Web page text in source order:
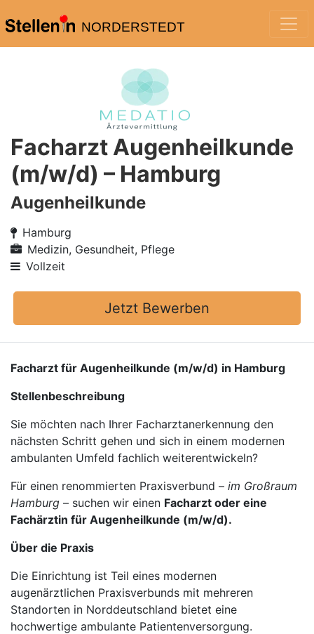
NORDERSTEDT
Facharzt Augenheilkunde
(m/w/d) – Hamburg
Augenheilkunde
Hamburg
Medizin, Gesundheit, Pflege
Vollzeit
Jetzt Bewerben
Facharzt für Augenheilkunde (m/w/d) in Hamburg
Stellenbeschreibung
Sie möchten nach Ihrer Facharztanerkennung den
nächsten Schritt gehen und sich in einem modernen
ambulanten Umfeld fachlich weiterentwickeln?
Für einen renommierten Praxisverbund – im Großraum
Hamburg – suchen wir einen Facharzt oder eine
Fachärztin für Augenheilkunde (m/w/d).
Über die Praxis
Die Einrichtung ist Teil eines modernen
augenärztlichen Praxisverbunds mit mehreren
Standorten in Norddeutschland bietet eine
hochwertige ambulante Patientenversorgung.